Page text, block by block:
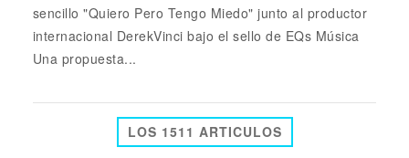
sencillo "Quiero Pero Tengo Miedo" junto al productor
internacional DerekVinci bajo el sello de EQs Música
Una propuesta...
LOS 1511 ARTICULOS